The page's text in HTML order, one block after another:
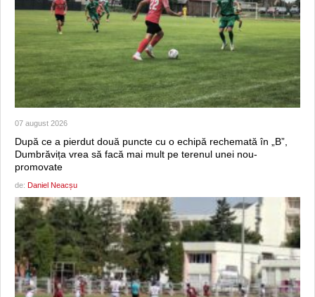
07 august 2026
După ce a pierdut două puncte cu o echipă rechemată în „B”,
Dumbrăvița vrea să facă mai mult pe terenul unei nou-
promovate
de: Daniel Neacșu